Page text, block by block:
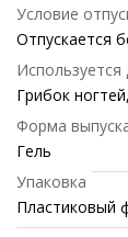
Условие
Отпускается
Используется
Грибок
Форма
Гель
Упаковка
Пластиковый